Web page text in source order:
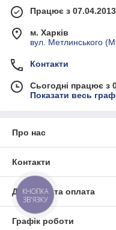
Працює з 07.04.2013
м. Харків
вул. Метлинського
Контакти
Сьогодні працює з
Показати весь
Про нас
Контакти
Доставка та оплата
Графік роботи
КНОПКА
ЗВ'ЯЗКУ